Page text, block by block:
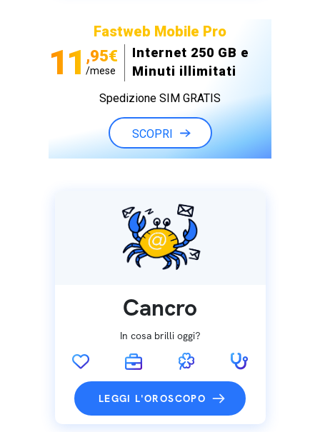
Fastweb Mobile Pro
11 ,95€
/mese
Internet 250 GB e
Minuti illimitati
Spedizione SIM GRATIS
SCOPRI
Cancro
In cosa brilli oggi?
LEGGI L'OROSCOPO